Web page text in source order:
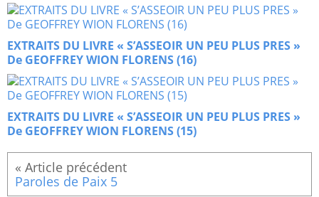
EXTRAITS DU LIVRE « S’ASSEOIR UN PEU PLUS PRES »
De GEOFFREY WION FLORENS (16)
EXTRAITS DU LIVRE « S’ASSEOIR UN PEU PLUS PRES »
De GEOFFREY WION FLORENS (15)
Paroles de Paix 5